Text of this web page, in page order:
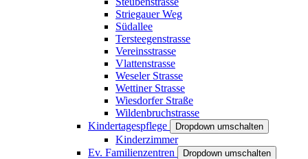
Striegauer Weg
Südallee
Tersteegenstrasse
Vereinsstrasse
Vlattenstrasse
Weseler Strasse
Wettiner Strasse
Wiesdorfer Straße
Wildenbruchstrasse
Kindertagespflege
Dropdown umschalten
Kinderzimmer
Ev. Familienzentren
Dropdown umschalten